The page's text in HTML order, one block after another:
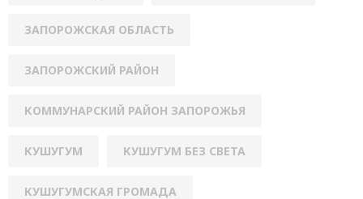
ЗАПОРОЖСКАЯ ОБЛАСТЬ
ЗАПОРОЖСКИЙ РАЙОН
КОММУНАРСКИЙ РАЙОН ЗАПОРОЖЬЯ
КУШУГУМ КУШУГУМ БЕЗ СВЕТА
КУШУГУМСКАЯ ГРОМАДА